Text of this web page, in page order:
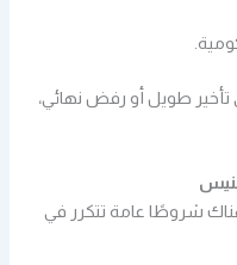
تأخير طويل أو رفض نهائي،
هناك شروطًا عامة تتكرر في